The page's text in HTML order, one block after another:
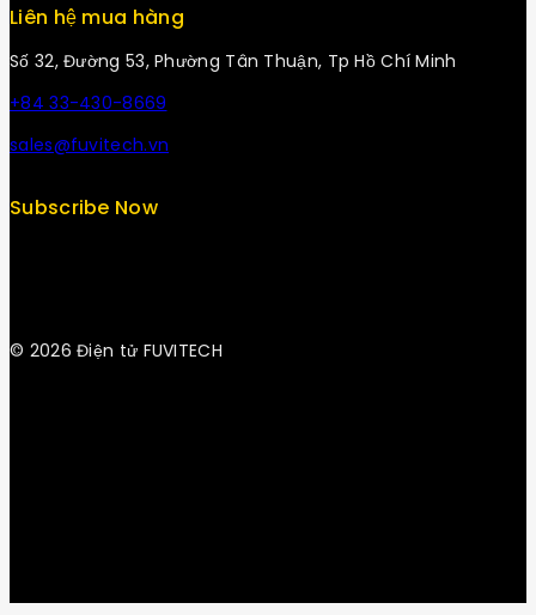
Liên hệ mua hàng
Số 32, Đường 53, Phường Tân Thuận, Tp Hồ Chí Minh
+84 33-430-8669
sales@fuvitech.vn
Subscribe Now
© 2026 Điện tử FUVITECH